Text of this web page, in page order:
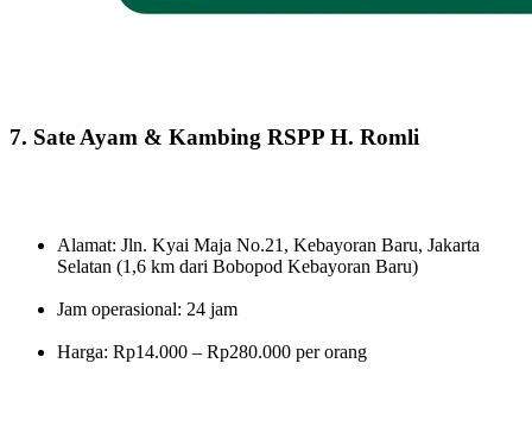
7. Sate Ayam & Kambing RSPP H. Romli
Alamat: Jln. Kyai Maja No.21, Kebayoran Baru, Jakarta
Selatan (1,6 km dari Bobopod Kebayoran Baru)
Jam operasional: 24 jam
Harga: Rp14.000 – Rp280.000 per orang